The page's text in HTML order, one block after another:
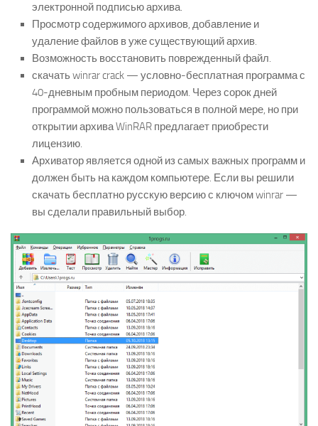
электронной подписью архива.
Просмотр содержимого архивов, добавление и
удаление файлов в уже существующий архив.
Возможность восстановить поврежденный файл.
скачать winrar crack — условно-бесплатная программа с
40-дневным пробным периодом. Через сорок дней
программой можно пользоваться в полной мере, но при
открытии архива WinRAR предлагает приобрести
лицензию.
Архиватор является одной из самых важных программ и
должен быть на каждом компьютере. Если вы решили
скачать бесплатно русскую версию с ключом winrar —
вы сделали правильный выбор.